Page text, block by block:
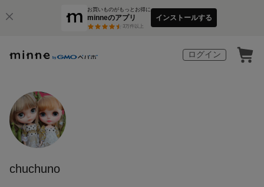
お買いものがもっとお得に
minneのアプリ
3万件以上
インストールする
ログイン
chuchuno